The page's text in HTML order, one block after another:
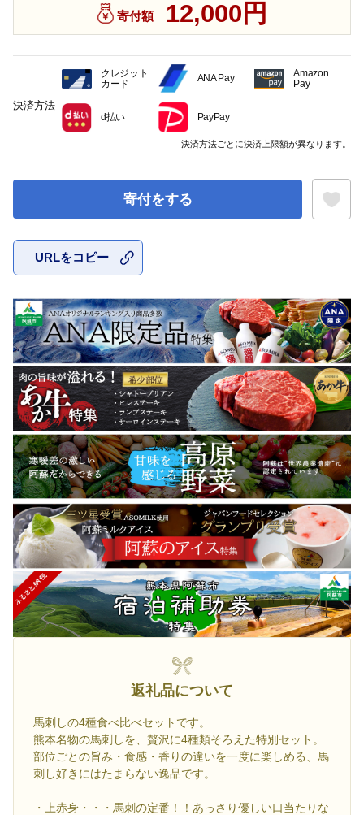
寄付額 12,000円
寄付をする
URLをコピー
返礼品について
馬刺しの4種食べ比べセットです。
熊本名物の馬刺しを、贅沢に4種類そろえた特別セット。
部位ごとの旨み・食感・香りの違いを一度に楽しめる、馬
刺し好きにはたまらない逸品です。
・上赤身・・・馬刺の定番！！あっさり優しい口当たりな
決済方法
クレジット
カード
ANA Pay
Amazon
Pay
d払い PayPay
決済方法ごとに決済上限額が異なります。